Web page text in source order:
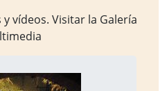
vídeos. Visitar la Galería